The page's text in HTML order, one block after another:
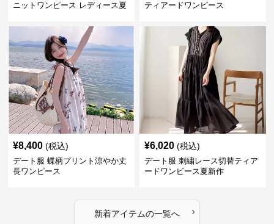
ニットワンピース レディース夏
ティアードワンピース
¥8,400 (税込)
デート服 蝶柄プリント涼やか丈
長ワンピース
¥6,020 (税込)
デート服 刺繍レース切替ティア
ードワンピース夏新作
新着アイテムの一覧へ ›